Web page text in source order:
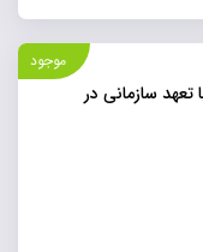
موجود
سازمانی در